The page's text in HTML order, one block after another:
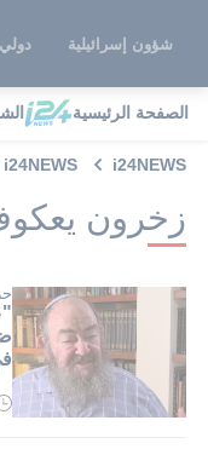
شؤون إسرائيلية دولي
الصفحة الرئيسية
i24NEWS i24NEWS فهرس علامات
زخرون